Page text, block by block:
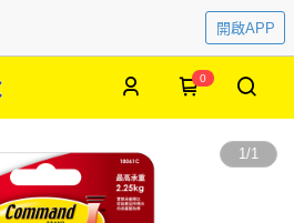
開啟APP
0
1/1